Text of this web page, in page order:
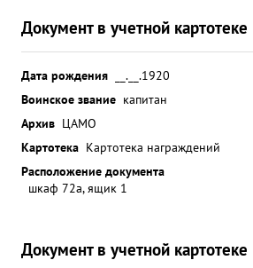
Документ в учетной картотеке
Дата рождения
__.__.1920
Воинское звание капитан
Архив ЦАМО
Картотека Картотека награждений
Расположение документа
шкаф 72а, ящик 1
Документ в учетной картотеке